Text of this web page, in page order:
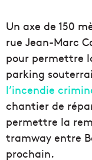
Un axe de 150
rue Jean-Marc
pour permettre
parking
l’incendie
chantier de
permettre la
tramway entre
prochain.